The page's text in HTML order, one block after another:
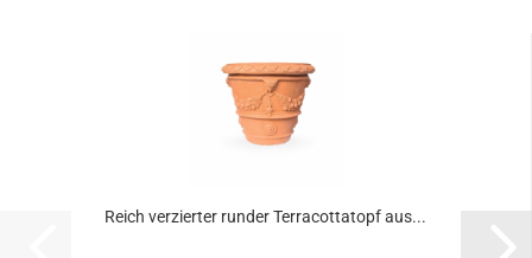
Reich verzierter runder Terracottatopf aus...